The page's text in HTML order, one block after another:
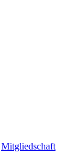
Mitgliedschaft